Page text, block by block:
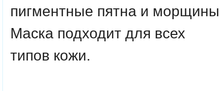
пигментные пятна и
Маска подходит для всех
типов кожи.